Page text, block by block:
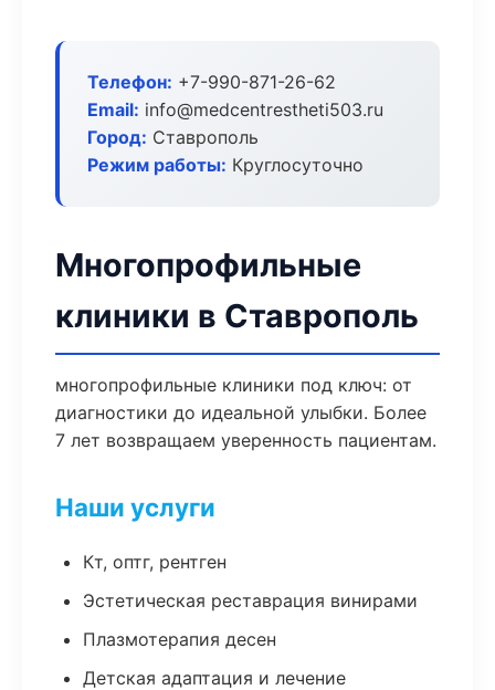
Телефон: +7-990-871-26-62
Email: info@medcentrestheti503.ru
Город: Ставрополь
Режим работы: Круглосуточно
Многопрофильные
клиники в Ставрополь
многопрофильные клиники под ключ: от
диагностики до идеальной улыбки. Более
7 лет возвращаем уверенность пациентам.
Наши услуги
Кт, оптг, рентген
Эстетическая реставрация винирами
Плазмотерапия десен
Детская адаптация и лечение